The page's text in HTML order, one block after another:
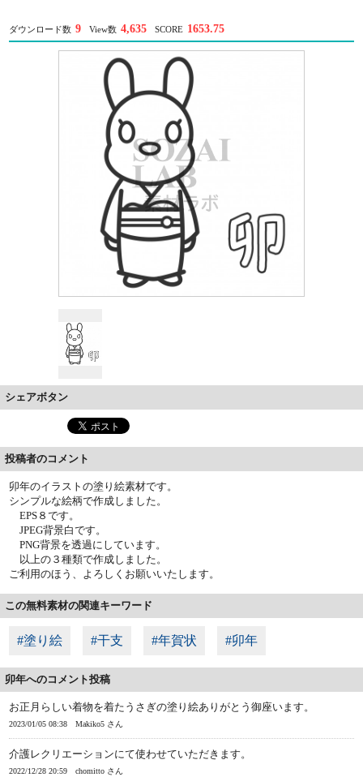
ダウンロード数 9 View数 4,635 SCORE 1653.75
シェアボタン
投稿者のコメント
卯年のイラストの塗り絵素材です。
シンプルな絵柄で作成しました。
EPS８です。
JPEG背景白です。
PNG背景を透過にしています。
以上の３種類で作成しました。
ご利用のほう、よろしくお願いいたします。
この無料素材の関連キーワード
#塗り絵 #干支 #年賀状 #卯年
卯年へのコメント投稿
お正月らしい着物を着たうさぎの塗り絵ありがとう御座います。
2023/01/05 08:38 Makiko5 さん
介護レクリエーションにて使わせていただきます。
2022/12/28 20:59 chomitto さん